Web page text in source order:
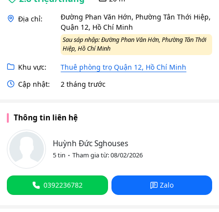
Địa chỉ:
Đường Phan Văn Hớn, Phường Tân Thới Hiệp,
Quận 12, Hồ Chí Minh
Sau sáp nhập: Đường Phan Văn Hớn, Phường Tân Thới
Hiệp, Hồ Chí Minh
Khu vực:
Thuê phòng trọ Quận 12, Hồ Chí Minh
Cập nhật:
2 tháng trước
Thông tin liên hệ
Huỳnh Đức Sghouses
5 tin Tham gia từ: 08/02/2026
0392236782 Zalo